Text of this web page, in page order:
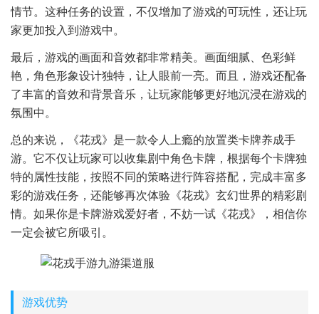
情节。这种任务的设置，不仅增加了游戏的可玩性，还让玩
家更加投入到游戏中。
最后，游戏的画面和音效都非常精美。画面细腻、色彩鲜
艳，角色形象设计独特，让人眼前一亮。而且，游戏还配备
了丰富的音效和背景音乐，让玩家能够更好地沉浸在游戏的
氛围中。
总的来说，《花戎》是一款令人上瘾的放置类卡牌养成手
游。它不仅让玩家可以收集剧中角色卡牌，根据每个卡牌独
特的属性技能，按照不同的策略进行阵容搭配，完成丰富多
彩的游戏任务，还能够再次体验《花戎》玄幻世界的精彩剧
情。如果你是卡牌游戏爱好者，不妨一试《花戎》，相信你
一定会被它所吸引。
游戏优势